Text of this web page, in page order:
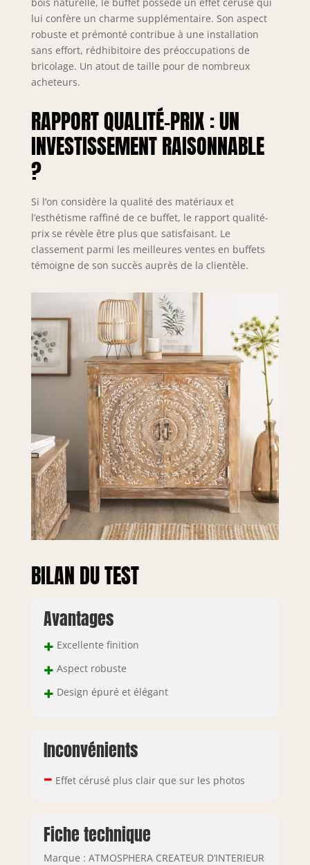
lui confère un charme supplémentaire. Son aspect
robuste et prémonté contribue à une installation
sans effort, rédhibitoire des préoccupations de
bricolage. Un atout de taille pour de nombreux
acheteurs.
RAPPORT QUALITÉ-PRIX : UN
INVESTISSEMENT RAISONNABLE
?
Si l’on considère la qualité des matériaux et
l’esthétisme raffiné de ce buffet, le rapport qualité-
prix se révèle être plus que satisfaisant. Le
classement parmi les meilleures ventes en buffets
témoigne de son succès auprès de la clientèle.
BILAN DU TEST
Avantages
+ Excellente finition
+ Aspect robuste
+ Design épuré et élégant
Inconvénients
– Effet cérusé plus clair que sur les photos
Fiche technique
Marque : ATMOSPHERA CREATEUR D’INTERIEUR